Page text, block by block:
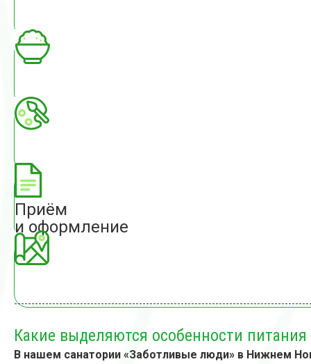
Приём
и оформление
Какие выделяются особенности
В нашем санатории «Заботливые люди» в Нижнем